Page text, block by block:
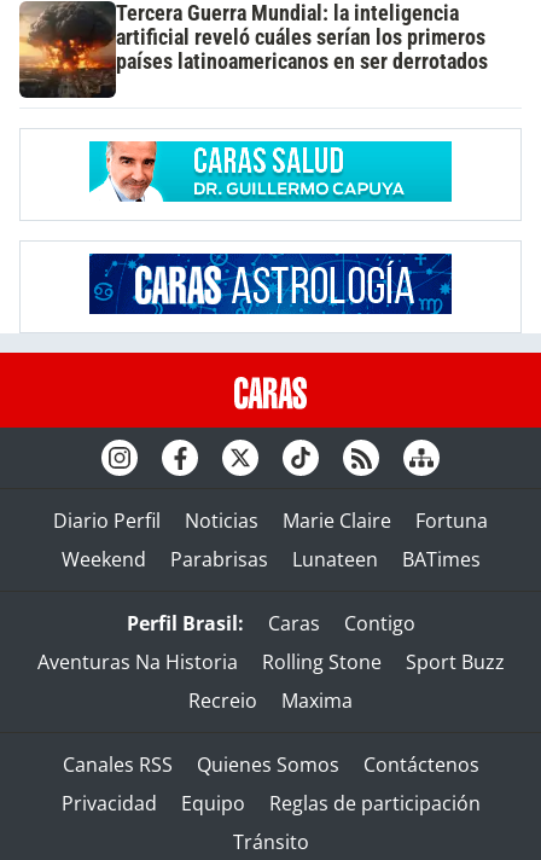
Tercera Guerra Mundial: la inteligencia
artificial reveló cuáles serían los primeros
países latinoamericanos en ser derrotados
Diario Perfil Noticias Marie Claire
Fortuna
Weekend
Parabrisas Lunateen BATimes
Perfil Brasil: Caras
Contigo
Aventuras Na Historia
Rolling Stone
Sport Buzz
Recreio
Maxima
Canales RSS Quienes Somos
Contáctenos
Privacidad
Equipo
Reglas de participación
Tránsito